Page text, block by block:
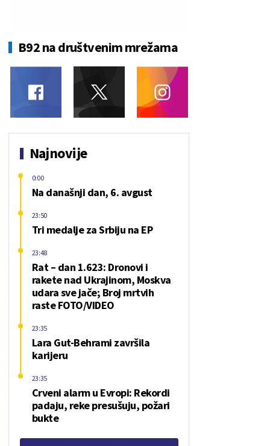
B92 na društvenim mrežama
Najnovije
Na današnji dan, 6. avgust
0:00
Tri medalje za Srbiju na EP
23:50
Rat – dan 1.623: Dronovi i
rakete nad Ukrajinom, Moskva
udara sve jače; Broj mrtvih
raste FOTO/VIDEO
23:48
Lara Gut-Behrami završila
karijeru
23:35
Crveni alarm u Evropi: Rekordi
padaju, reke presušuju, požari
bukte
23:35